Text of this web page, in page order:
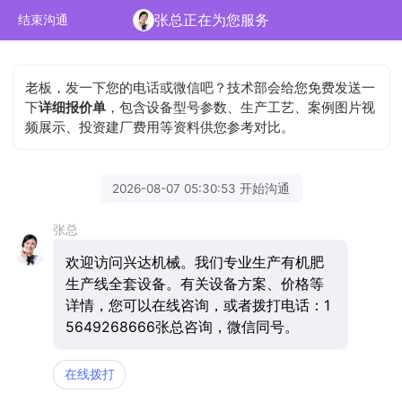
结束沟通 张总正在为您服务
老板，发一下您的电话或微信吧？技术部会给您免费发送一
下详细报价单 ，包含设备型号参数、生产工艺、案例图片视
频展示、投资建厂费用等资料供您参考对比。
2026-08-07 05:30:53 开始沟通
张总
欢迎访问兴达机械。我们专业生产有机肥
生产线全套设备。有关设备方案、价格等
详情，您可以在线咨询，或者拨打电话：1
5649268666张总咨询，微信同号。
在线拨打